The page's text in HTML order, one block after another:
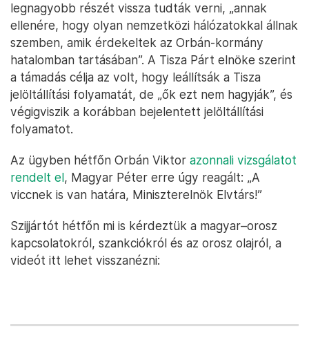
legnagyobb részét vissza tudták verni, „annak
ellenére, hogy olyan nemzetközi hálózatokkal állnak
szemben, amik érdekeltek az Orbán-kormány
hatalomban tartásában”. A Tisza Párt elnöke szerint
a támadás célja az volt, hogy leállítsák a Tisza
jelöltállítási folyamatát, de „ők ezt nem hagyják”, és
végigviszik a korábban bejelentett jelöltállítási
folyamatot.
Az ügyben hétfőn Orbán Viktor azonnali vizsgálatot
rendelt el, Magyar Péter erre úgy reagált: „A
viccnek is van határa, Miniszterelnök Elvtárs!”
Szijjártót hétfőn mi is kérdeztük a magyar–orosz
kapcsolatokról, szankciókról és az orosz olajról, a
videót itt lehet visszanézni: